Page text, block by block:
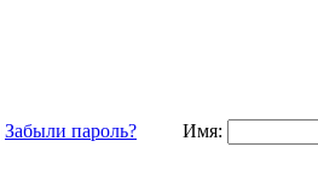
Забыли пароль? Имя: